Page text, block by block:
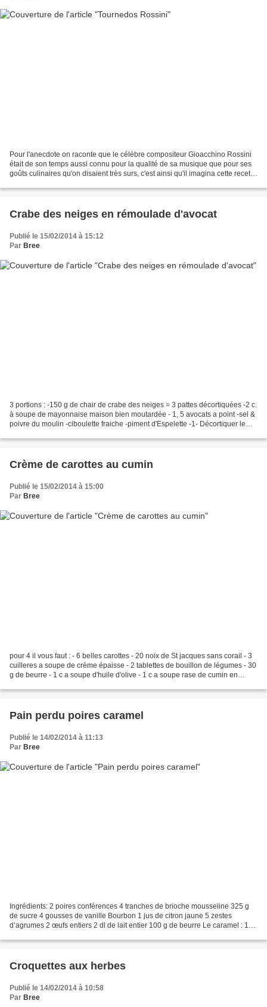
Pour l'anecdote on raconte que le célèbre compositeur Gioacchino Rossini
était de son temps aussi connu pour la qualité de sa musique que pour ses
goûts culinaires qu'on disaient très surs, c'est ainsi qu'il imagina cette recette
Crabe des neiges en rémoulade d'avocat
Publié le 15/02/2014 à 15:12
Par Bree
3 portions : -150 g de chair de crabe des neiges = 3 pattes décortiquées -2 c.
à soupe de mayonnaise maison bien moutardée - 1, 5 avocats a point -sel &
poivre du moulin -ciboulette fraiche -piment d'Espelette -1- Décortiquer le
Crème de carottes au cumin
Publié le 15/02/2014 à 15:00
Par Bree
pour 4 il vous faut : - 6 belles carottes - 20 noix de St jacques sans corail - 3
cuilleres a soupe de crème épaisse - 2 tablettes de bouillon de légumes - 30
g de beurre - 1 c a soupe d'huile d'olive - 1 c a soupe rase de cumin en
Pain perdu poires caramel
Publié le 14/02/2014 à 11:13
Par Bree
Ingrédients: 2 poires conférences 4 tranches de brioche mousseline 325 g
de sucre 4 gousses de vanille Bourbon 1 jus de citron jaune 5 zestes
d’agrumes 2 œufs entiers 2 dl de lait entier 100 g de beurre Le caramel : 100
Croquettes aux herbes
Publié le 14/02/2014 à 10:58
Par Bree